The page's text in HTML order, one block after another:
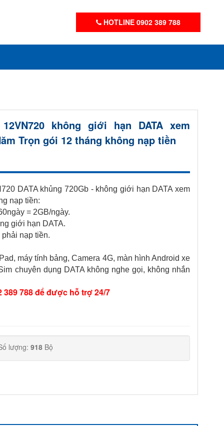
HOTLINE 0902 389 788
không giới hạn DATA xem
Trọn gói 12 tháng không nạp tiền
DATA khủng 720Gb - không giới hạn DATA xem
nạp tiền:
= 2GB/ngày.
giới hạn DATA.
nạp tiền.
máy tính bảng, Camera 4G, màn hình Android xe
chuyên dụng DATA không nghe gọi, không nhắn
389 788 để được hỗ trợ 24/7
lượng: 918Bộ